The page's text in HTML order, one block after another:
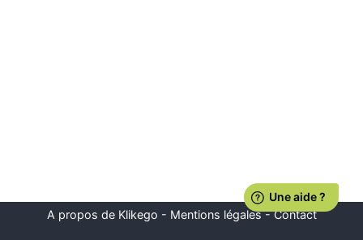
A propos de Klikego - Mentions légales-Contact